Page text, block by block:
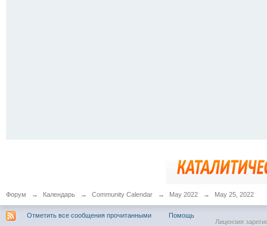
Форум → Календарь → Community Calendar → May 2022 → May 25, 2022
Отметить все сообщения прочитанными
Помощь
Лицензия